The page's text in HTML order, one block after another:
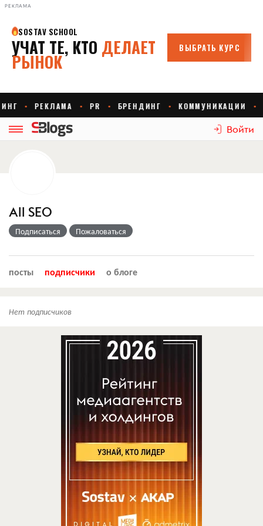
РЕКЛАМА
Войти
All SEO
Подписаться Пожаловаться
посты подписчики о блоге
Нет подписчиков